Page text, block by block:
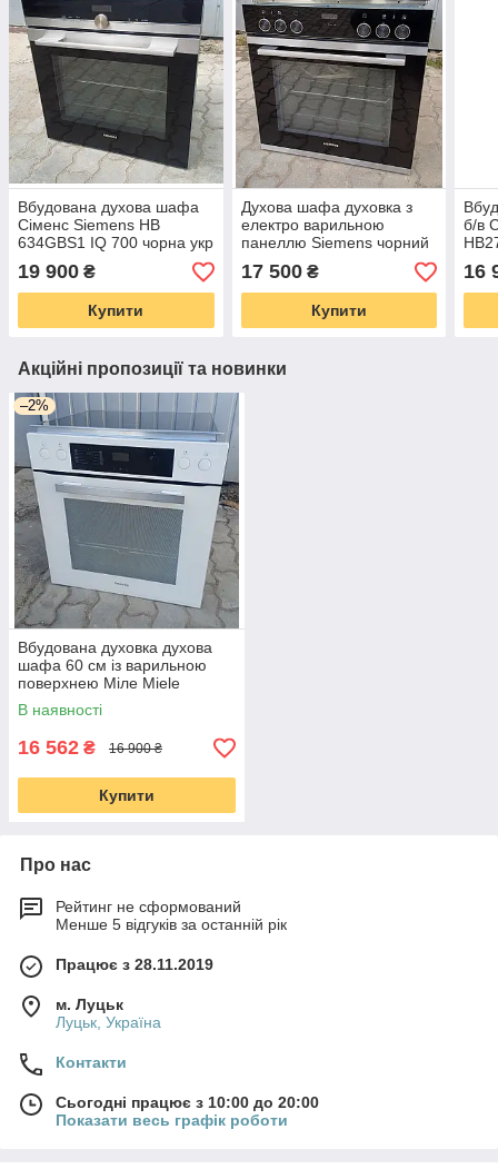
Вбудована духова шафа
Сіменс Siemens HB
634GBS1 IQ 700 чорна укр
мова
19 900 ₴
Купити
Духова шафа духовка з
електро варильною
панеллю Siemens чорний
17 500₴
Купити
б/в
з
16
Акційні пропозиції та новинки
–2%
Вбудована духовка духова
шафа 60 см із варильною
поверхнею Міле Miele
H2265-1BP комплект піроліз
білий б/у
В наявності
16 562 ₴ 16 900 ₴
Купити
Про нас
Рейтинг не сформований
Менше 5 відгуків за останній рік
Працює з 28.11.2019
м. Луцьк
Луцьк, Україна
Контакти
Сьогодні працює з 10:00 до 20:00
Показати весь графік роботи